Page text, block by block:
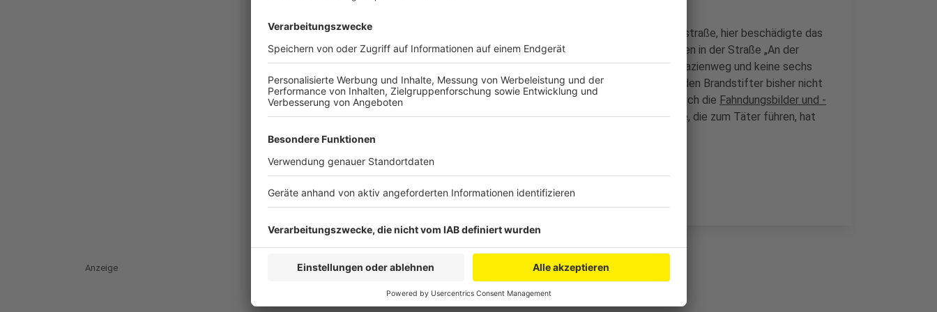
Zuerst brannte es um kurz vor 1 Uhr in der Nacht an der Elisabethstraße, hier beschädigte das
Feuer auch ein Carport. Gegen 7 Uhr brannten dann zwei Mülltonnen in der Straße „An der
Fischmaar“. Um 18 Uhr musste die Feuerwehr dann noch in den Akazienweg und keine sechs
Stunden später wieder in die Elisabethstraße. Die Polizei konnte den Brandstifter bisher nicht
fassen und bittet daher die Menschen nochmal dringend darum, sich die Fahndungsbilder und -
videosdes mutmaßlichen Serientäters anzuschauen. Für Hinweise, die zum Täter führen, hat
Anzeige
Anzeige